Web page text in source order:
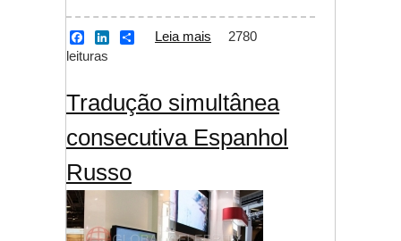
a
c
o
k
e
d
n
e
Leia mais sobre Tradução
Sérvio
2780
leituras
Tradução simultânea
consecutiva Espanhol
Russo